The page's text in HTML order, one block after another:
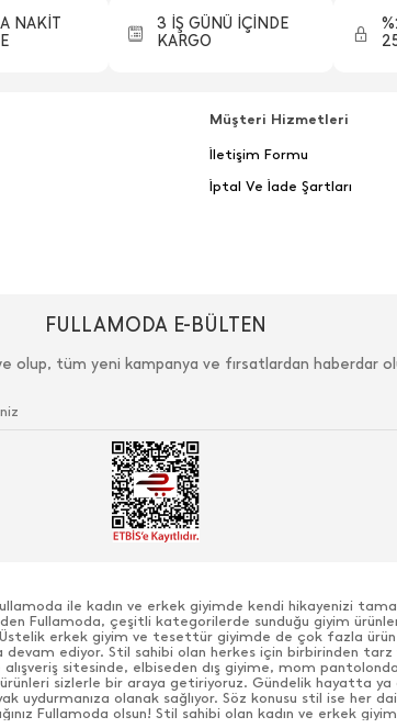
NAKİT
3 İŞ GÜNÜ İÇİNDE
KARGO
Müşteri Hizmetleri
İletişim Formu
İptal Ve İade Şartları
FULLAMODA E-BÜLTEN
olup, tüm yeni kampanya ve fırsatlardan haberdar
ile kadın ve erkek giyimde kendi hikayenizi
Fullamoda, çeşitli kategorilerde sunduğu giyim
erkek giyim ve tesettür giyimde de çok fazla ürün
devam ediyor. Stil sahibi olan herkes için birbirinden tarz
alışveriş sitesinde, elbiseden dış giyime, mom
sizlerle bir araya getiriyoruz. Gündelik hayatta
uydurmanıza olanak sağlıyor. Söz konusu stil ise her
Fullamoda olsun! Stil sahibi olan kadın ve erkek